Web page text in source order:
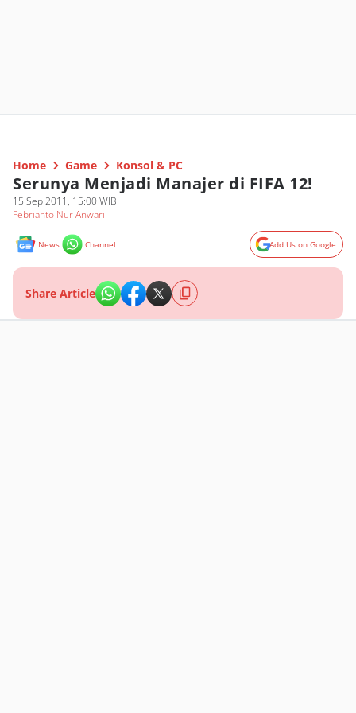
Home Game Konsol & PC
Serunya Menjadi Manajer di FIFA 12!
15 Sep 2011, 15:00 WIB
Febrianto Nur Anwari
News Channel Add Us on Google
Share Article